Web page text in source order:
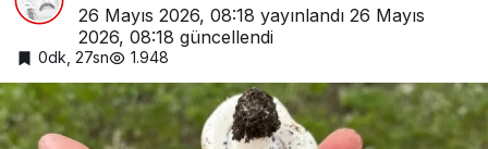
26 Mayıs 2026, 08:18 yayınlandı 26 Mayıs
2026, 08:18 güncellendi
0dk, 27sn 1.948